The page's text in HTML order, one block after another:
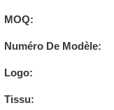
MOQ:
Numéro De Modèle:
Logo:
Tissu: